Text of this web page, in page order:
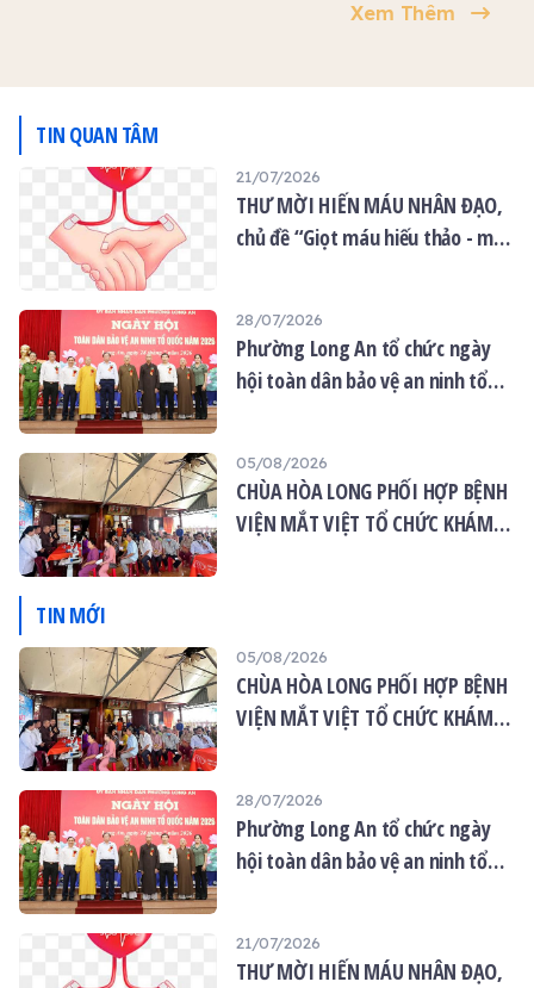
khuyết tật có hoàn cảnh
Ninh quang lâm thuyết
Xem Thêm
TIN QUAN TÂM
21/07/2026
THƯ MỜI HIẾN MÁU NHÂN ĐẠO,
chủ đề “Giọt máu hiếu thảo - mùa
28/07/2026
Phường Long An tổ chức ngày
hội toàn dân bảo vệ an ninh tổ
05/08/2026
CHÙA HÒA LONG PHỐI HỢP BỆNH
VIỆN MẮT VIỆT TỔ CHỨC KHÁM
TIN MỚI
05/08/2026
CHÙA HÒA LONG PHỐI HỢP BỆNH
VIỆN MẮT VIỆT TỔ CHỨC KHÁM
28/07/2026
Phường Long An tổ chức ngày
hội toàn dân bảo vệ an ninh tổ
21/07/2026
THƯ MỜI HIẾN MÁU NHÂN ĐẠO,